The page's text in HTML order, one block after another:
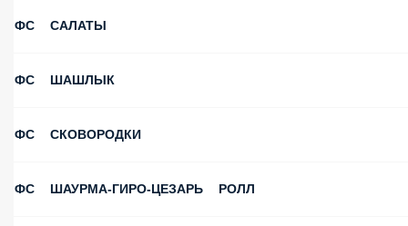
ФС САЛАТЫ
ФС ШАШЛЫК
ФС СКОВОРОДКИ
ФС ШАУРМА-ГИРО-ЦЕЗАРЬ РОЛЛ